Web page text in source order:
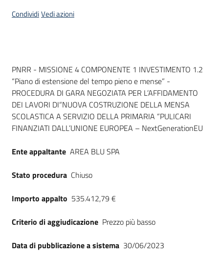
CondividiVedi azioni
Dati del bando
PNRR - MISSIONE 4 COMPONENTE 1 INVESTIMENTO 1.2
“Piano di estensione del tempo pieno e mense” -
PROCEDURA DI GARA NEGOZIATA PER L’AFFIDAMENTO
DEI LAVORI DI“NUOVA COSTRUZIONE DELLA MENSA
SCOLASTICA A SERVIZIO DELLA PRIMARIA “PULICARI
FINANZIATI DALL’UNIONE EUROPEA – NextGenerationEU
Ente appaltante AREA BLU SPA
Stato procedura Chiuso
Importo appalto 535.412,79 €
Criterio di aggiudicazione Prezzo più basso
Data di pubblicazione a sistema 30/06/2023